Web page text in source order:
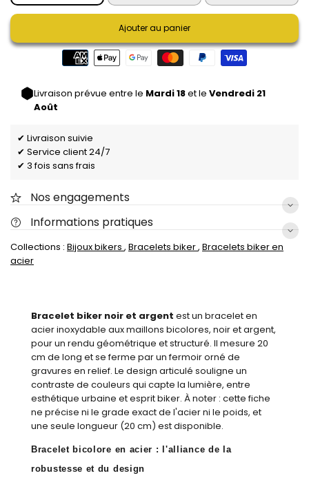
Ajouter au panier
Livraison prévue entre le Mardi 18et leVendredi 21
Août
✔ Livraison suivie
✔ Service client 24/7
✔ 3 fois sans frais
Nos engagements
Informations pratiques
Collections : Bijoux bikers , Bracelets biker, Bracelets biker en
acier
Bracelet biker noir et argent est un bracelet en
acier inoxydable aux maillons bicolores, noir et argent,
pour un rendu géométrique et structuré. Il mesure 20
cm de long et se ferme par un fermoir orné de
gravures en relief. Le design articulé souligne un
contraste de couleurs qui capte la lumière, entre
esthétique urbaine et esprit biker. À noter : cette fiche
ne précise ni le grade exact de l'acier ni le poids, et
une seule longueur (20 cm) est disponible.
Bracelet bicolore en acier : l'alliance de la
robustesse et du design